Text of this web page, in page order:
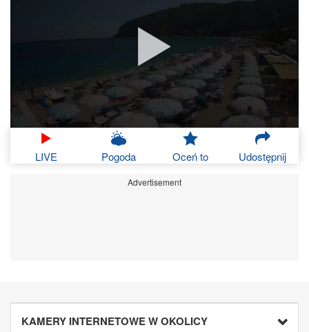
LIVE Pogoda Oceń to Udostępnij
Advertisement
KAMERY INTERNETOWE W OKOLICY